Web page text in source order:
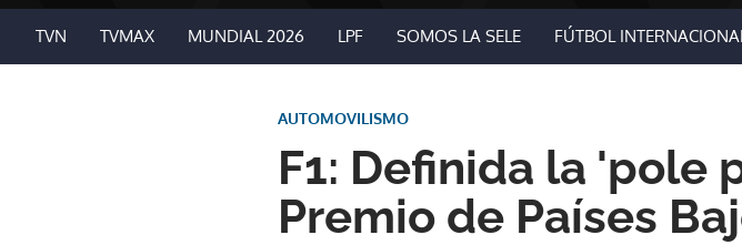
TVN TVMAX MUNDIAL 2026 LPF SOMOS LA SELE FÚTBOL
F1: Definida la 'pole
Premio de Países
AUTOMOVILISMO